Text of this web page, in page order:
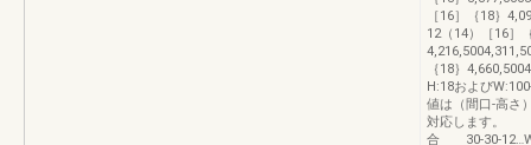
［16］｛18｝
12（14）［16］
｛18｝
H:18および
値は（間口-高さ
対応します。
合 30-30-12…W